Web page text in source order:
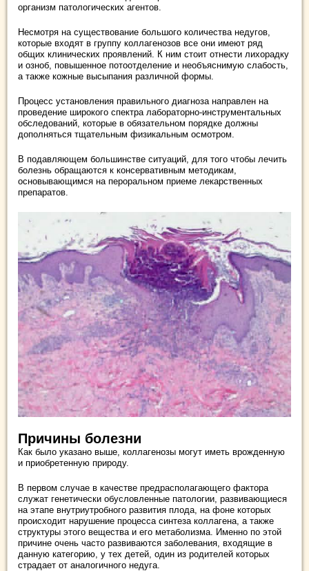
организм патологических агентов.
Несмотря на существование большого количества недугов,
которые входят в группу коллагенозов все они имеют ряд
общих клинических проявлений. К ним стоит отнести лихорадку
и озноб, повышенное потоотделение и необъяснимую слабость,
а также кожные высыпания различной формы.
Процесс установления правильного диагноза направлен на
проведение широкого спектра лабораторно-инструментальных
обследований, которые в обязательном порядке должны
дополняться тщательным физикальным осмотром.
В подавляющем большинстве ситуаций, для того чтобы лечить
болезнь обращаются к консервативным методикам,
основывающимся на пероральном приеме лекарственных
препаратов.
Причины болезни
Как было указано выше, коллагенозы могут иметь врожденную
и приобретенную природу.
В первом случае в качестве предрасполагающего фактора
служат генетически обусловленные патологии, развивающиеся
на этапе внутриутробного развития плода, на фоне которых
происходит нарушение процесса синтеза коллагена, а также
структуры этого вещества и его метаболизма. Именно по этой
причине очень часто развиваются заболевания, входящие в
данную категорию, у тех детей, один из родителей которых
страдает от аналогичного недуга.